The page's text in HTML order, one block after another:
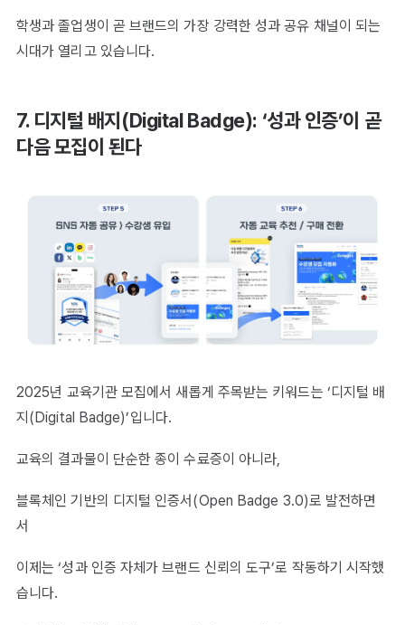
학생과 졸업생이 곧 브랜드의 가장 강력한 성과 공유 채널이 되는
시대가 열리고 있습니다.
7. 디지털 배지(Digital Badge): ‘성과 인증’이 곧
다음 모집이 된다
2025년 교육기관 모집에서 새롭게 주목받는 키워드는 ‘디지털 배
지(Digital Badge)’입니다.
교육의 결과물이 단순한 종이 수료증이 아니라,
블록체인 기반의 디지털 인증서(Open Badge 3.0)로 발전하면
서
이제는 ‘성과 인증 자체가 브랜드 신뢰의 도구’로 작동하기 시작했
습니다.